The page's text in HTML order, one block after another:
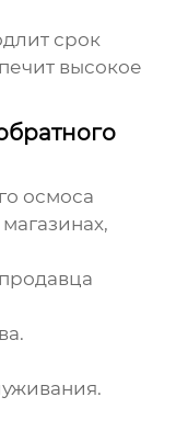
срок
высокое
осмоса